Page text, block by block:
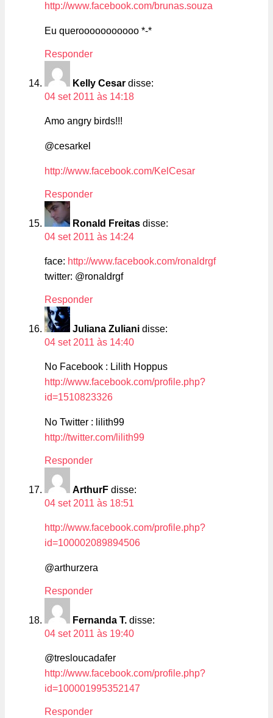
http://www.facebook.com/brunas.souza
Eu querooooooooooo *-*
Responder
Kelly Cesar disse:
04 set 2011 às 14:18
Amo angry birds!!!
@cesarkel
http://www.facebook.com/KelCesar
Responder
Ronald Freitas disse:
04 set 2011 às 14:24
face: http://www.facebook.com/ronaldrgf
twitter: @ronaldrgf
Responder
Juliana Zuliani disse:
04 set 2011 às 14:40
No Facebook : Lilith Hoppus
http://www.facebook.com/profile.php?
id=1510823326
No Twitter : lilith99
http://twitter.com/lilith99
Responder
ArthurF disse:
04 set 2011 às 18:51
http://www.facebook.com/profile.php?
id=100002089894506
@arthurzera
Responder
Fernanda T. disse:
04 set 2011 às 19:40
@tresloucadafer
http://www.facebook.com/profile.php?
id=100001995352147
Responder